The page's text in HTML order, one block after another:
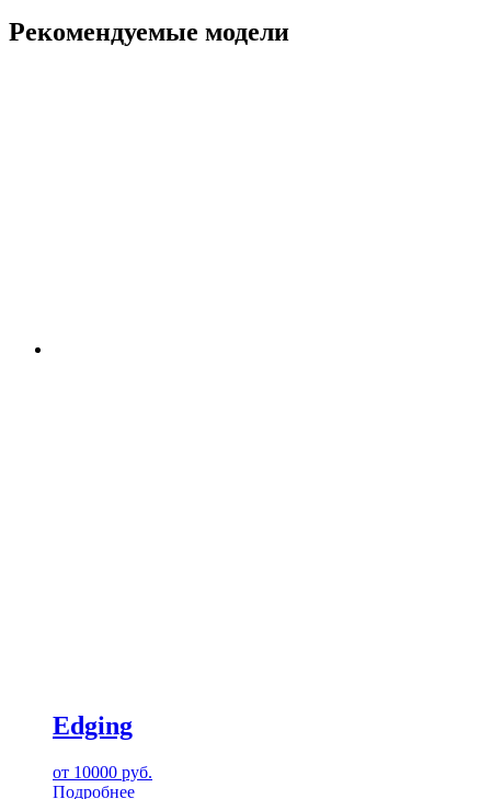
Рекомендуемые модели
Edging
от 10000 руб.
Подробнее